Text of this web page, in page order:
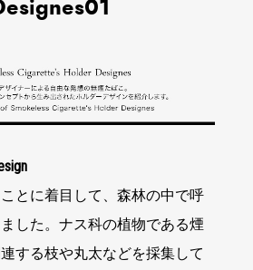
とに着目して、森林の中で呼
した。ナス科の植物である煙
する枝や丸太などを採集して